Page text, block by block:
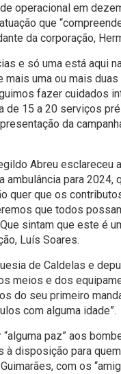
operacional em
que
da corporação,
e só uma está aqui
uma ou mais duas
fazer cuidados
de 15 a 20 serviços
da
Abreu esclareceu
para 2024,
quer que os
que todos
sintam que este é
Luís Soares.
de Caldelas e
meios e dos
do seu primeiro
com alguma idade”.
paz” aos
à disposição para
com os